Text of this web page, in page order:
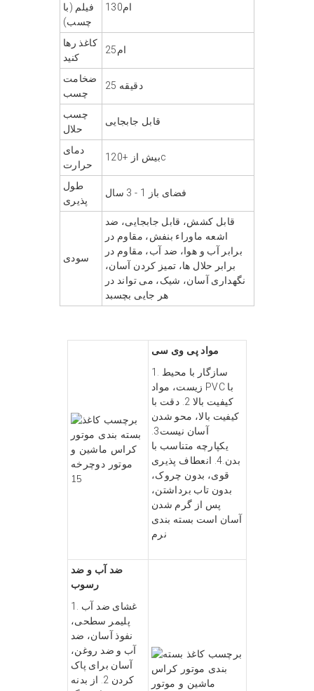
فیلم (با
چسب)
ام130
کاغذ رها
کنید
ام25
ضخامت
چسب
25 دقیقه
چسب
حلال
قابل جابجایی
دمای
حرارت
بیش از +120c
طول
پذیری
فضای باز 1 - 3 سال
سودی
قابل کشش، قابل جابجایی، ضد
اشعه ماوراء بنفش، مقاوم در
برابر آب و هوا، ضد آب، مقاوم در
برابر حلال ها، تمیز کردن آسان،
نگهداری آسان، شیک، می تواند در
هر جایی بچسبد
مواد پی وی سی
1. سازگار با محیط
زیست، مواد PVC با
کیفیت بالا 2. دقت با
کیفیت بالا، محو شدن
یکپارچه متناسب با
بدن.4. انعطاف پذیری
قوی، بدون چروک،
بدون تاب برداشتن،
پس از گرم شدن
آسان است بسته بندی
نرم
ضد آب و ضد
رسوب
1. غشای ضد آب
پلیمر سطحی،
نفوذ آسان، ضد
آب و ضد روغن،
آسان برای پاک
کردن 2. از بدنه